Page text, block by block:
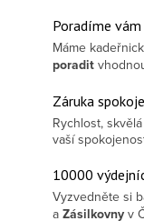
Poradíme vám
Máme
poradit
Záruka
Rychlost,
vaší
10000
Vyzvedněte si
a Zásilkovny v